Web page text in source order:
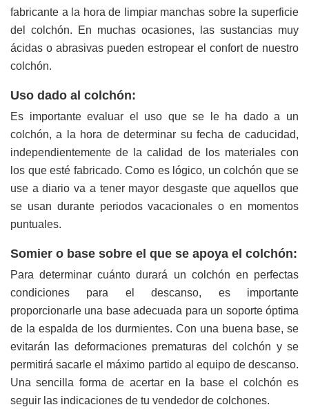
fabricante a la hora de limpiar manchas sobre la superficie
del colchón. En muchas ocasiones, las sustancias muy
ácidas o abrasivas pueden estropear el confort de nuestro
colchón.
Uso dado al colchón:
Es importante evaluar el uso que se le ha dado a un
colchón, a la hora de determinar su fecha de caducidad,
independientemente de la calidad de los materiales con
los que esté fabricado. Como es lógico, un colchón que se
use a diario va a tener mayor desgaste que aquellos que
se usan durante periodos vacacionales o en momentos
puntuales.
Somier o base sobre el que se apoya el colchón:
Para determinar cuánto durará un colchón en perfectas
condiciones para el descanso, es importante
proporcionarle una base adecuada para un soporte óptima
de la espalda de los durmientes. Con una buena base, se
evitarán las deformaciones prematuras del colchón y se
permitirá sacarle el máximo partido al equipo de descanso.
Una sencilla forma de acertar en la base el colchón es
seguir las indicaciones de tu vendedor de colchones.